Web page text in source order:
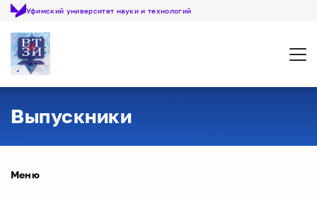
Уфимский университет науки и технологий
Выпускники
Меню